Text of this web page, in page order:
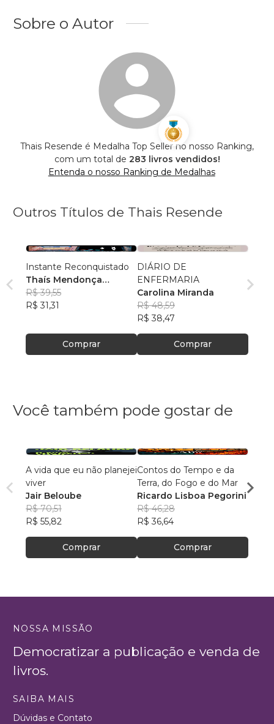
Sobre o Autor
Thais Resende é Medalha Top Seller no nosso Ranking,
com um total de 283 livros vendidos!
Entenda o nosso Ranking de Medalhas
Outros Títulos de Thais Resende
Instante Reconquistado
Thaís Mendonça
Resende
R$ 39,55
R$ 31,31
Comprar
DIÁRIO DE
ENFERMARIA
Carolina Miranda
R$ 48,59
R$ 38,47
Comprar
Você também pode gostar de
A vida que eu não planejei
viver
Jair Beloube
R$ 70,51
R$ 55,82
Comprar
Contos do Tempo e da
Terra, do Fogo e do Mar
Ricardo Lisboa Pegorini
R$ 46,28
R$ 36,64
Comprar
DAS
NOSSA MISSÃO
Democratizar a publicação e venda de
livros.
SAIBA MAIS
Dúvidas e Contato